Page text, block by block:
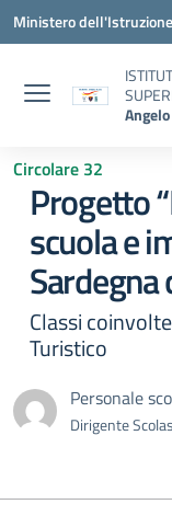
Vai ai contenuti
Vai al menu di
Vai al footer
Ministero
Circolare 32
Progetto
scuola e
Sardegna
Classi
Turistico
Personale
Dirigente